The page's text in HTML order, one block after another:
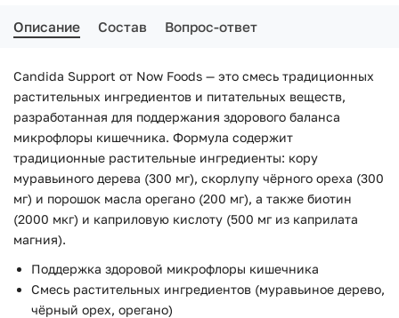
Описание Состав Вопрос-ответ
Candida Support от Now Foods — это смесь традиционных
растительных ингредиентов и питательных веществ,
разработанная для поддержания здорового баланса
микрофлоры кишечника. Формула содержит
традиционные растительные ингредиенты: кору
муравьиного дерева (300 мг), скорлупу чёрного ореха (300
мг) и порошок масла орегано (200 мг), а также биотин
(2000 мкг) и каприловую кислоту (500 мг из каприлата
магния).
Поддержка здоровой микрофлоры кишечника
Смесь растительных ингредиентов (муравьиное дерево,
чёрный орех, орегано)